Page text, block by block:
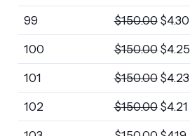
99 $150.00 $4.30
100 $150.00 $4.25
101 $150.00 $4.23
102 $150.00 $4.21